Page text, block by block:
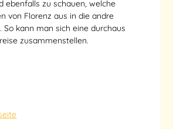
ebenfalls zu schauen, welche
von Florenz aus in die andre
So kann man sich eine durchaus
zusammenstellen.